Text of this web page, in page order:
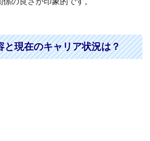
と現在のキャリア状況は？